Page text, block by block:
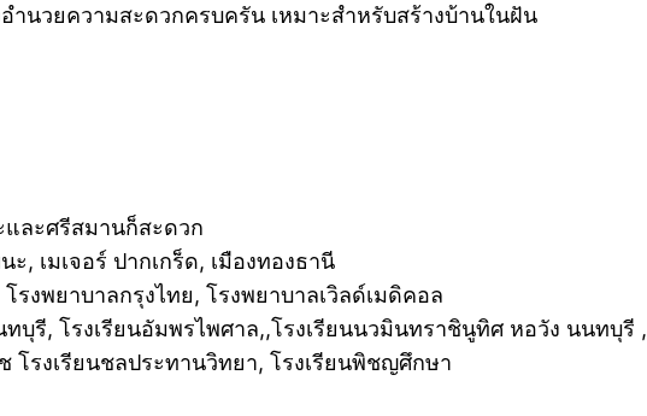
ำนวยความสะดวกครบครัน เหมาะสำหรับสร้างบ้านในฝัน
ละศรีสมานก็สะดวก
, เมเจอร์ ปากเกร็ด, เมืองทองธานี
รงพยาบาลกรุงไทย, โรงพยาบาลเวิลด์เมดิคอล
บุรี, โรงเรียนอัมพรไพศาล,,โรงเรียนนวมินทราชินูทิศ หอวัง นนทบุรี ,
โรงเรียนชลประทานวิทยา, โรงเรียนพิชญศึกษา